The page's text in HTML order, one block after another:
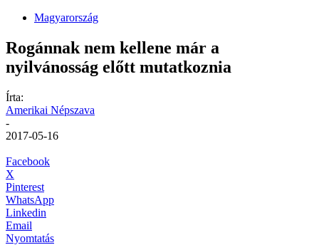
Magyarország
Rogánnak nem kellene már a
nyilvánosság előtt mutatkoznia
Írta:
Amerikai Népszava
-
2017-05-16
Facebook
X
Pinterest
WhatsApp
Linkedin
Email
Nyomtatás